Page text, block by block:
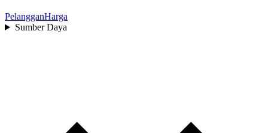
PelangganHarga
Sumber Daya